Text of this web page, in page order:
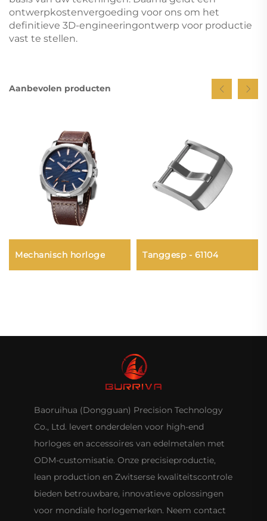
ontwerpkostenvergoeding voor ons om het
definitieve 3D-engineeringontwerp voor productie
vast te stellen.
Aanbevolen producten
Mechanisch horloge Tanggesp - 61104
Baoruihua (Dongguan) Precision Technology
Co., Ltd. levert onderdelen voor high-end
horloges en accessoires van edelmetalen met
ODM-customisatie. Onze precisieproductie,
lean production en Zwitserse kwaliteitscontrole
bieden betrouwbare, innovatieve oplossingen
voor mondiale horlogemerken. Neem contact